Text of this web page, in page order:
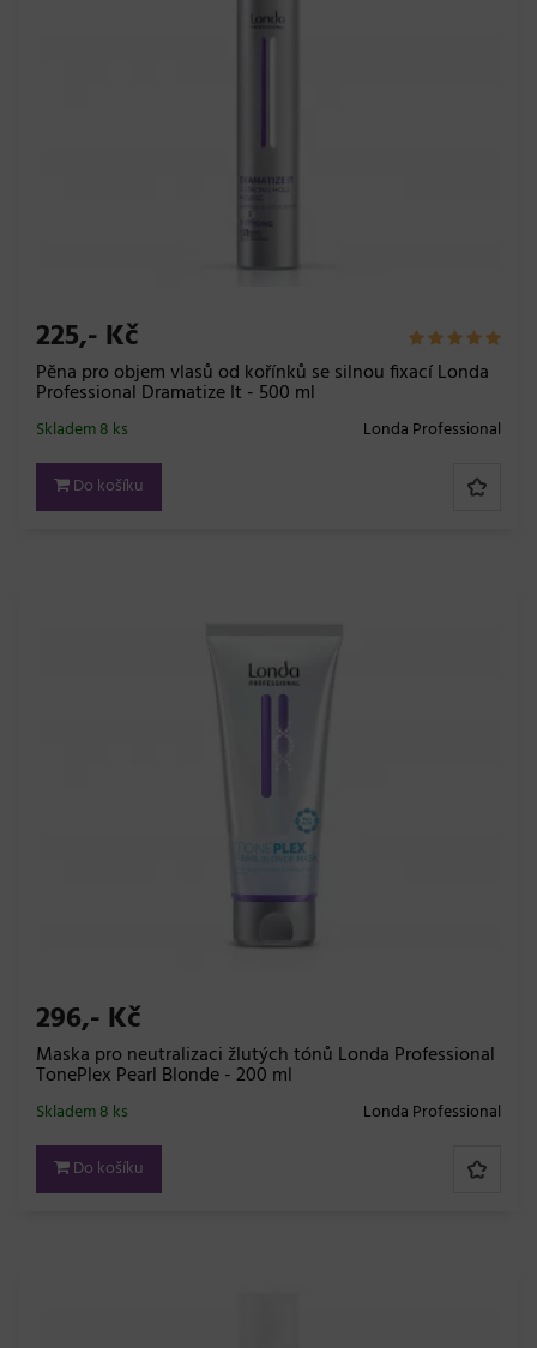
225,- Kč
Pěna pro objem vlasů od kořínků se silnou fixací Londa
Professional Dramatize It - 500 ml
Londa Professional
Skladem 8 ks
Do košíku
296,- Kč
Maska pro neutralizaci žlutých tónů Londa Professional
TonePlex Pearl Blonde - 200 ml
Londa Professional
Skladem 8 ks
Do košíku